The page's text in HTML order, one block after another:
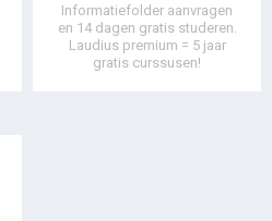
Informatiefolder aanvragen
en 14 dagen gratis studeren.
Laudius premium = 5 jaar
gratis curssusen!